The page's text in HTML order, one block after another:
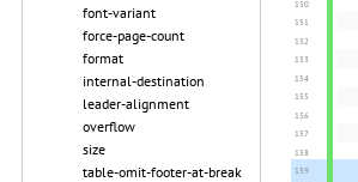
font-variant
force-page-count
format
internal-destination
leader-alignment
overflow
size
table-omit-footer-at-break